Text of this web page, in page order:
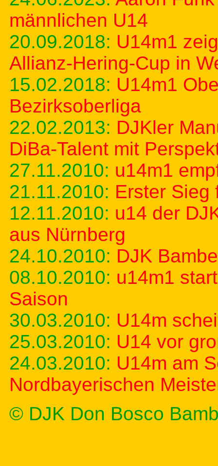
männlichen U14
20.09.2018: U14m1
Allianz-Hering-Cup in
15.02.2018: U14m1
Bezirksoberliga
22.02.2013: DJKler
DiBa-Talent mit
27.11.2010: u14m1
21.11.2010: Erster Sieg
12.11.2010: u14 der
aus Nürnberg
24.10.2010: DJK
08.10.2010: u14m1
Saison
30.03.2010: U14m
25.03.2010: U14 vor
24.03.2010: U14m am
Nordbayerischen
© DJK Don Bosco